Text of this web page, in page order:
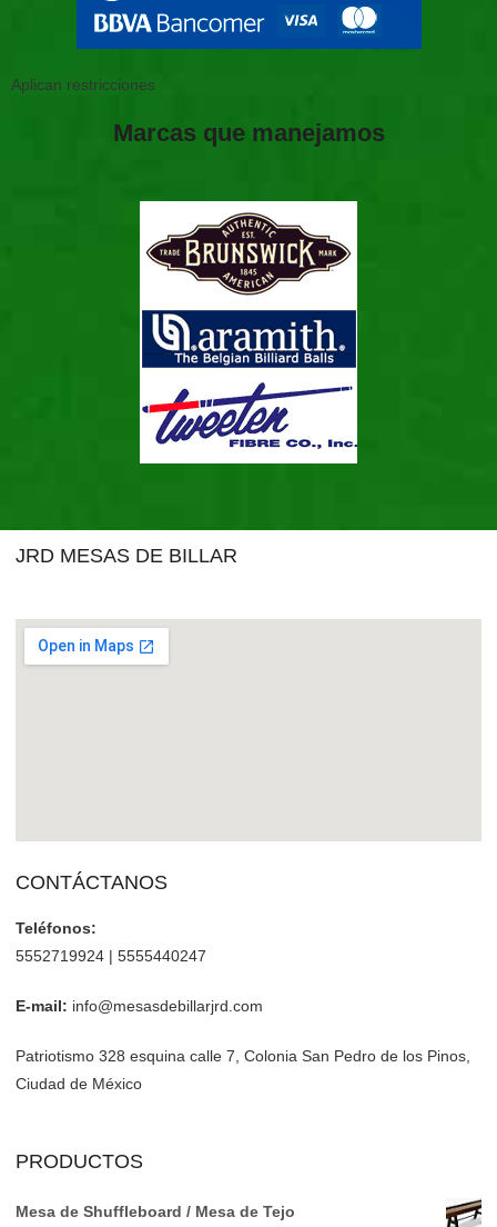
Aplican restricciones
Marcas que manejamos
JRD MESAS DE BILLAR
CONTÁCTANOS
Teléfonos:
5552719924 | 5555440247
E-mail: info@mesasdebillarjrd.com
Patriotismo 328 esquina calle 7, Colonia San Pedro de los Pinos,
Ciudad de México
PRODUCTOS
Mesa de Shuffleboard / Mesa de Tejo